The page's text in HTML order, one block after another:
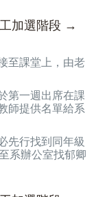
加選階段 →
至課堂上，由老
第一週出席在課
師提供名單給系
先行找到同年級
系辦公室找郁卿